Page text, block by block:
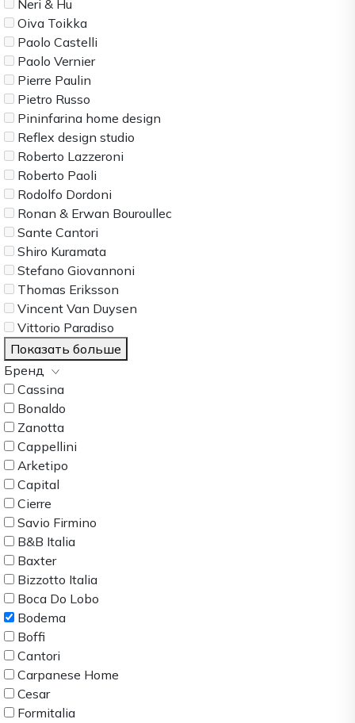
Neri & Hu
Oiva Toikka
Paolo Castelli
Paolo Vernier
Pierre Paulin
Pietro Russo
Pininfarina home design
Reflex design studio
Roberto Lazzeroni
Roberto Paoli
Rodolfo Dordoni
Ronan & Erwan Bouroullec
Sante Cantori
Shiro Kuramata
Stefano Giovannoni
Thomas Eriksson
Vincent Van Duysen
Vittorio Paradiso
Показать больше
Бренд
Cassina
Bonaldo
Zanotta
Cappellini
Arketipo
Capital
Cierre
Savio Firmino
B&B Italia
Baxter
Bizzotto Italia
Boca Do Lobo
Bodema
Boffi
Cantori
Carpanese Home
Cesar
Formitalia